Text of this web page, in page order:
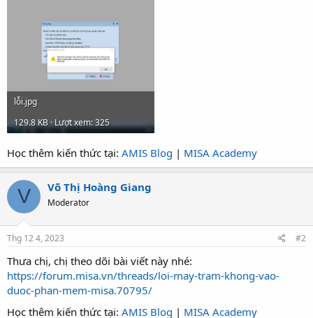
lỗi.jpg
129.8 KB · Lượt xem: 325
Học thêm kiến thức tại: AMIS Blog | MISA Academy
V Võ Thị Hoàng Giang
Moderator
Thg 12 4, 2023 #2
Thưa chị, chị theo dõi bài viết này nhé:
https://forum.misa.vn/threads/loi-may-tram-khong-vao-
duoc-phan-mem-misa.70795/
Học thêm kiến thức tại: AMIS Blog | MISA Academy